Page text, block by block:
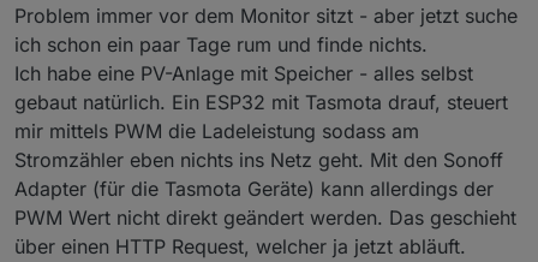
Problem immer vor dem Monitor sitzt - aber jetzt suche
ich schon ein paar Tage rum und finde nichts.
Ich habe eine PV-Anlage mit Speicher - alles selbst
gebaut natürlich. Ein ESP32 mit Tasmota drauf, steuert
mir mittels PWM die Ladeleistung sodass am
Stromzähler eben nichts ins Netz geht. Mit den Sonoff
Adapter (für die Tasmota Geräte) kann allerdings der
PWM Wert nicht direkt geändert werden. Das geschieht
über einen HTTP Request, welcher ja jetzt abläuft.